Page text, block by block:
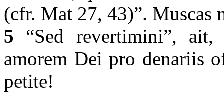
(cfr. Mat 27, 43)”. Muscas
5 “Sed revertimini”,
amorem Dei pro denariis
petite!